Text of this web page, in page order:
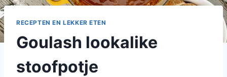
RECEPTEN EN LEKKER ETEN
Goulash lookalike
stoofpotje